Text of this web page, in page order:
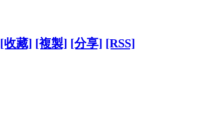
[收藏] [複製] [分享] [RSS]